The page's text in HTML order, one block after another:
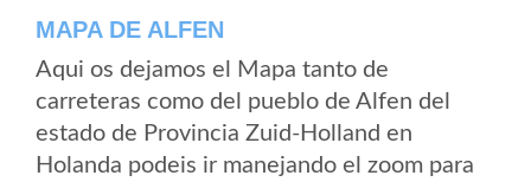
MAPA DE ALFEN
Aqui os dejamos el Mapa tanto de
carreteras como del pueblo de Alfen del
estado de Provincia Zuid-Holland en
Holanda podeis ir manejando el zoom para